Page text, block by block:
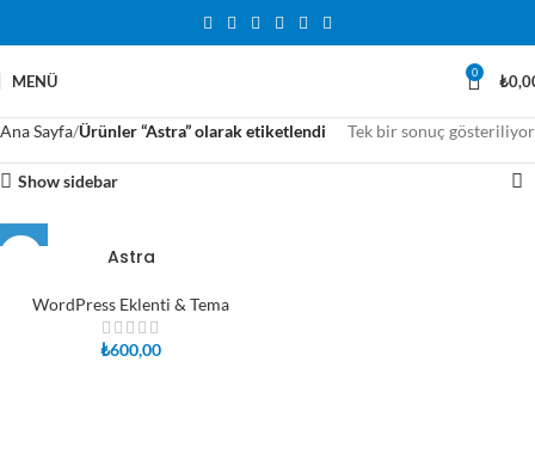
MENÜ 0 ₺
Ana Sayfa Ürünler “Astra” olarak etiketlendi Tek bir sonuç gösteriliyor
Show sidebar
Astra
WordPress Eklenti & Tema
₺600,00